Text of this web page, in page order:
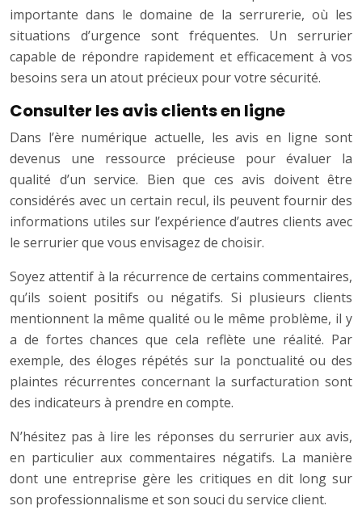
importante dans le domaine de la serrurerie, où les
situations d’urgence sont fréquentes. Un serrurier
capable de répondre rapidement et efficacement à vos
besoins sera un atout précieux pour votre sécurité.
Consulter les avis clients en ligne
Dans l’ère numérique actuelle, les avis en ligne sont
devenus une ressource précieuse pour évaluer la
qualité d’un service. Bien que ces avis doivent être
considérés avec un certain recul, ils peuvent fournir des
informations utiles sur l’expérience d’autres clients avec
le serrurier que vous envisagez de choisir.
Soyez attentif à la récurrence de certains commentaires,
qu’ils soient positifs ou négatifs. Si plusieurs clients
mentionnent la même qualité ou le même problème, il y
a de fortes chances que cela reflète une réalité. Par
exemple, des éloges répétés sur la ponctualité ou des
plaintes récurrentes concernant la surfacturation sont
des indicateurs à prendre en compte.
N’hésitez pas à lire les réponses du serrurier aux avis,
en particulier aux commentaires négatifs. La manière
dont une entreprise gère les critiques en dit long sur
son professionnalisme et son souci du service client.